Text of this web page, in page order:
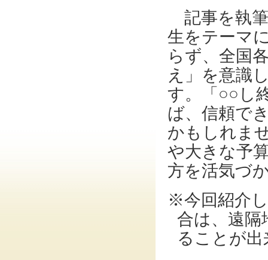
記事を執
生をテーマ
らず、全国
え」を意識
す。「○○し
ば、信頼で
かもしれま
や大きな予
方を活気づ
※今回紹介
合は、遠隔
ることが